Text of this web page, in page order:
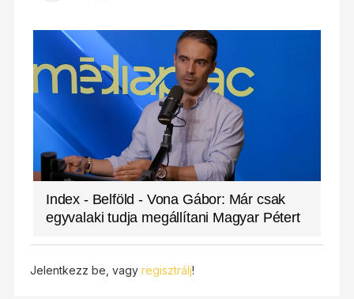
Index - Belföld - Vona Gábor: Már csak
egyvalaki tudja megállítani Magyar Pétert
Jelentkezz be, vagy regisztrálj!